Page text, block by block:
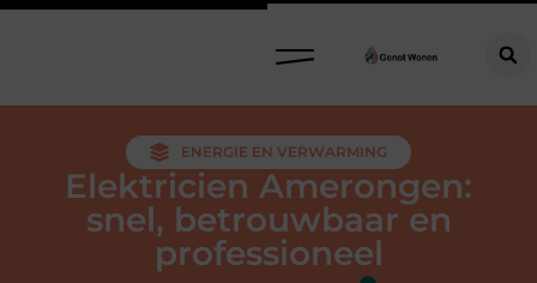
ENERGIE EN VERWARMING
Elektricien Amerongen:
snel, betrouwbaar en
professioneel